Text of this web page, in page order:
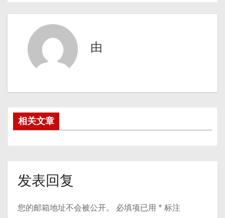
由
相关文章
发表回复
您的邮箱地址不会被公开。 必填项已用 * 标注